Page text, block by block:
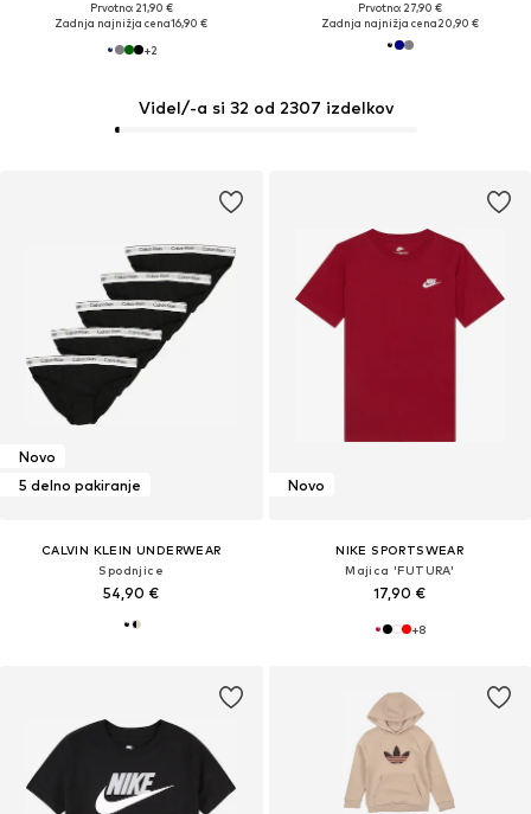
Prvotno: 21,90 €
Zadnja najnižja cena16,90 €
+2
Prvotno: 27,90 €
Zadnja najnižja cena20,90 €
Novo
5 delno pakiranje
CALVIN KLEIN UNDERWEAR
Spodnjice
54,90 €
Videl/-a si 32 od 2307 izdelkov
Novo
NIKE SPORTSWEAR
Majica 'FUTURA'
17,90 €
+8